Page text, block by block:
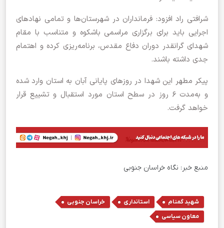
شرافتی راد افزود: فرمانداران در شهرستان‌ها و تمامی نهاد‌های
اجرایی باید برای برگزاری مراسمی باشکوه و متناسب با مقام
شهدای گرانقدر دوران دفاع مقدس، برنامه‌ریزی کرده و اهتمام
جدی داشته باشند.
پیکر مطهر این شهدا در روز‌های پایانی آبان به استان وارد شده
و به‌مدت ۶ روز در سطح استان مورد استقبال و تشییع قرار
خواهد گرفت.
منبع خبر: نگاه خراسان جنوبی
شهید گمنام , استانداری , خراسان جنوبی
معاون سیاسی